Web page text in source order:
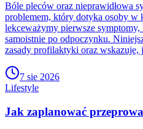
Bóle pleców oraz nieprawidłowa
problemem, który dotyka osoby w
lekceważymy pierwsze
samoistnie po odpoczynku.
zasady profilaktyki oraz
7 sie 2026
Lifestyle
Jak zaplanować